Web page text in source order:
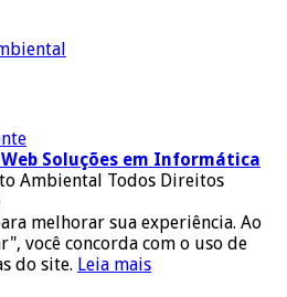
Web Soluções em Informática
Ambiental Todos Direitos
melhorar sua experiência. Ao
você concorda com o uso de
do site. Leia mais